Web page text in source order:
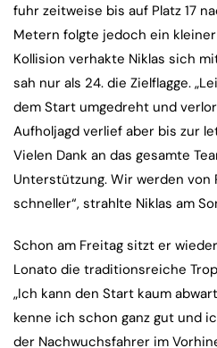
fuhr zeitweise bis auf Platz 17
Metern folgte jedoch ein
Kollision verhakte Niklas sich
sah nur als 24. die Zielflagge.
dem Start umgedreht und
Aufholjagd verlief aber bis zur
Vielen Dank an das gesamte
Unterstützung. Wir werden von
schneller“, strahlte Niklas am
Schon am Freitag sitzt er
Lonato die traditionsreiche
„Ich kann den Start kaum
kenne ich schon ganz gut und
der Nachwuchsfahrer im